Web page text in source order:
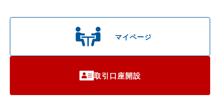
マイページ
取引口座開設